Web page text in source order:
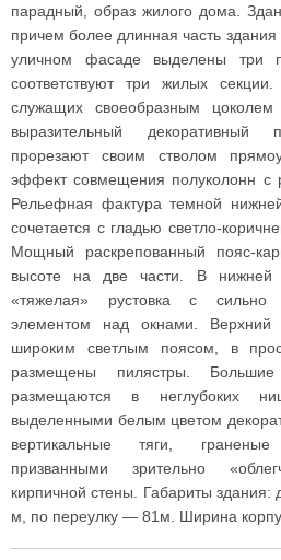
парадный, образ жилого дома.
причем более длинная часть
уличном фасаде выделены три
соответствуют три жилых
служащих своеобразным цоколем
выразительный
прорезают своим стволом
эффект совмещения полуколонн с
Рельефная фактура темной
сочетается с гладью светло-
Мощный раскрепованный пояс-
высоте на две части. В нижней
«тяжелая» рустовка с сильно
элементом над окнами.
широким светлым поясом, в
размещены пилястры.
размещаются в неглубоких
выделенными белым цветом
вертикальные тяги,
призванными зрительно
кирпичной стены. Габариты
м, по переулку — 81м. Ширина